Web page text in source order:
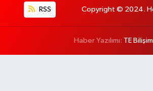
RSS Copyright © 2024.
Haber Yazılımı: TE Bilişim